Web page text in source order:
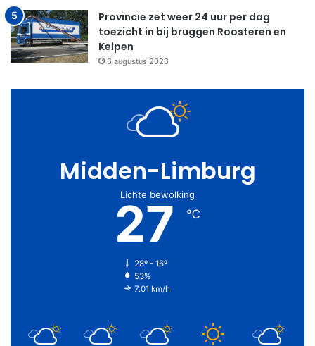
Provincie zet weer 24 uur per dag
toezicht in bij bruggen Roosteren en
Kelpen
6 augustus 2026
Midden-Limburg
Lichte bewolking
27 ℃
28º - 16º
53%
7.01 km/h